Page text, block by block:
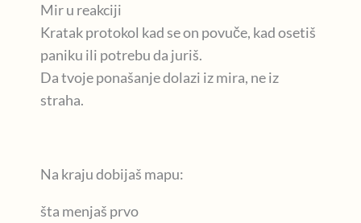
Mir u reakciji
Kratak protokol kad se on povuče, kad osetiš
paniku ili potrebu da juriš.
Da tvoje ponašanje dolazi iz mira, ne iz
straha.
Na kraju dobijaš mapu:
šta menjaš prvo